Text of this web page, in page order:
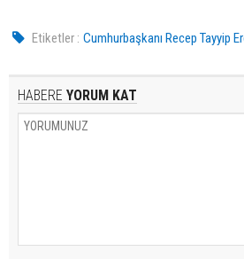
Etiketler : Cumhurbaşkanı Recep Tayyip
HABERE YORUM KAT